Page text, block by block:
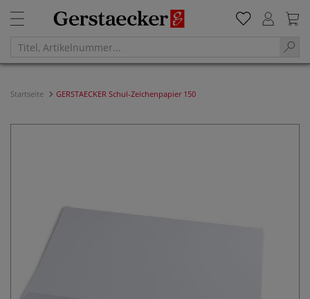
Startseite GERSTAECKER Schul-Zeichenpapier 150